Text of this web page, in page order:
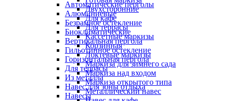
Двухсторонние
Для кафе
Для террасы
Кассетные маркизы
Корзинная
Локтевые маркизы
Маркиза для зимнего сада
Маркиза над входом
Маркиза открытого типа
Металлический навес
Автоматические перголы
Алюминиевые
Безрамное остекление
Биоклиматические
Вертикальная пергола
Гильотинное остекление
Горизонтальная пергола
Для террасы
Из металла
Навес для зоны отдыха
Навесы